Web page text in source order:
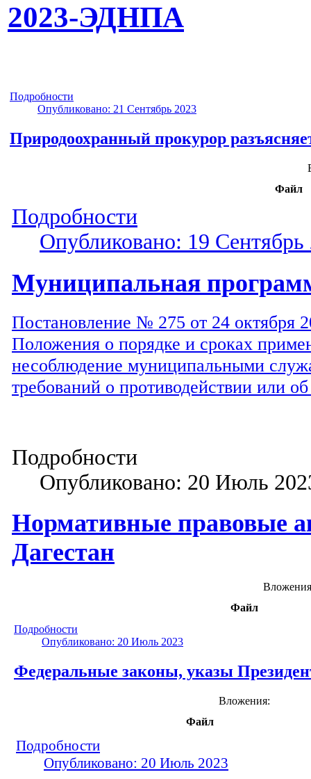
2023-ЭДНПА
Подробности
Опубликовано: 21 Сентябрь 2023
Природоохранный прокурор
Файл
Подробности
Опубликовано: 19 Сентябрь
Муниципальная
Постановление № 275 от 24 октября
Положения о порядке и сроках
несоблюдение муниципальными
требований о противодействии или
Подробности
Опубликовано: 20 Июль
Нормативные правовые
Дагестан
Файл
Подробности
Опубликовано: 20 Июль 2023
Федеральные законы, указы
Вложения:
Файл
Подробности
Опубликовано: 20 Июль 2023